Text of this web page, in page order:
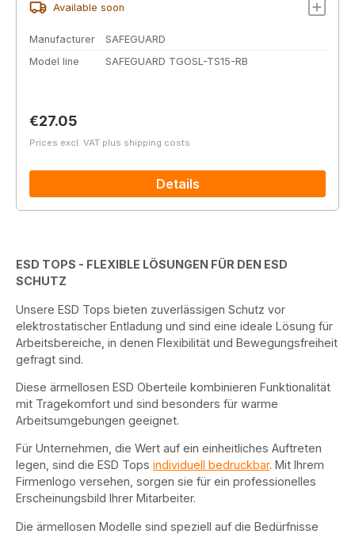
Available soon
Manufacturer
SAFEGUARD
Model line
SAFEGUARD TGOSL-TS15-RB
Regular price:
€27.05
Prices excl. VAT plus shipping costs
Details
ESD TOPS - FLEXIBLE LÖSUNGEN FÜR DEN ESD
SCHUTZ
Unsere ESD Tops bieten zuverlässigen Schutz vor
elektrostatischer Entladung und sind eine ideale Lösung für
Arbeitsbereiche, in denen Flexibilität und Bewegungsfreiheit
gefragt sind.
Diese ärmellosen ESD Oberteile kombinieren Funktionalität
mit Tragekomfort und sind besonders für warme
Arbeitsumgebungen geeignet.
Für Unternehmen, die Wert auf ein einheitliches Auftreten
legen, sind die ESD Tops individuell bedruckbar. Mit Ihrem
Firmenlogo versehen, sorgen sie für ein professionelles
Erscheinungsbild Ihrer Mitarbeiter.
Die ärmellosen Modelle sind speziell auf die Bedürfnisse